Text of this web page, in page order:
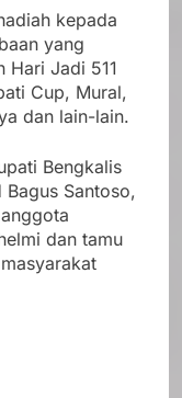
kepada
yang
Hari Jadi 511
Cup, Mural,
dan lain-lain.
Bengkalis
Santoso,
dan tamu